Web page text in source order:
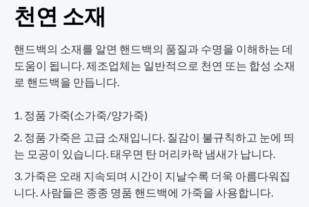
천연 소재
핸드백의 소재를 알면 핸드백의 품질과 수명을 이해하는 데
도움이 됩니다. 제조업체는 일반적으로 천연 또는 합성 소재
로 핸드백을 만듭니다.
정품 가죽(소가죽/양가죽)
정품 가죽은 고급 소재입니다. 질감이 불규칙하고 눈에 띄
는 모공이 있습니다. 태우면 탄 머리카락 냄새가 납니다.
가죽은 오래 지속되며 시간이 지날수록 더욱 아름다워집
니다. 사람들은 종종 명품 핸드백에 가죽을 사용합니다.